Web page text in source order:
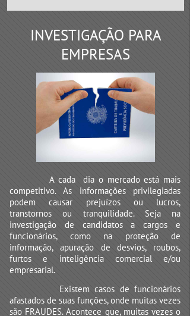
INVESTIGAÇÃO PARA
EMPRESAS
A cada dia o mercado está mais
competitivo. As informações privilegiadas
podem causar prejuízos ou lucros,
transtornos ou tranquilidade. Seja na
investigação de candidatos a cargos e
funcionários, como na proteção de
informação, apuração de desvios, roubos,
furtos e inteligência comercial e/ou
empresarial.
Existem casos de funcionários
afastados de suas funções, onde muitas vezes
são FRAUDES. Acontece que, muitas vezes o